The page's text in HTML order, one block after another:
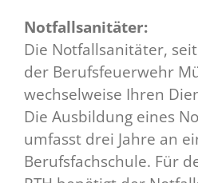
Notfallsanitäter:
Die Notfallsanitäter,
der Berufsfeuerwehr
wechselweise Ihren
Die Ausbildung eines
umfasst drei Jahre an
Berufsfachschule. Für